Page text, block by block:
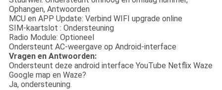
Ophangen, Antwoorden
MCU en APP Update: Verbind WIFI upgrade online
SIM-kaartslot : Ondersteuning
Radio Module: Optioneel
Ondersteunt AC-weergave op Android-interface
Vragen en Antwoorden:
Ondersteunt deze android interface YouTube Netflix Waze
Google map en Waze?
Ja, ondersteuning.